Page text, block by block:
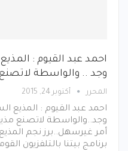
احمد عبد القيوم :
وجد .. والواسطة
المحرر أكتوبر 24, 2015
احمد عبد القيوم : المذيع
وجد..والواسطة لاتصنع
أمر غيرسهل..برز نجم
برنامج بيتنا بالتلفزيون